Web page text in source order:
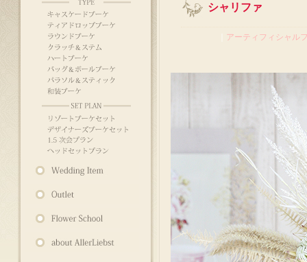
シャリファ
アーティフィシャル